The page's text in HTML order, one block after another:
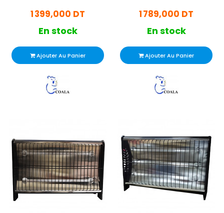
1 399,000 DT
En stock
Ajouter Au Panier
1 789,000 DT
En stock
Ajouter Au Panier